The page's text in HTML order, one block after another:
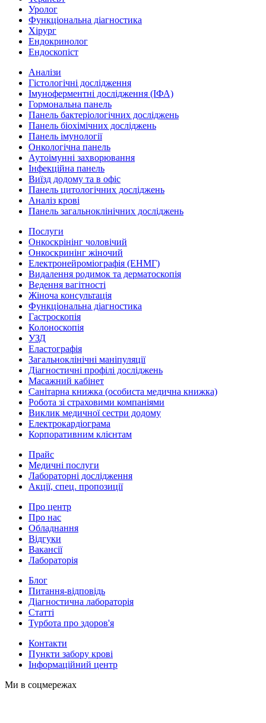
Уролог
Функціональна діагностика
Хірург
Ендокринолог
Ендоскопіст
Аналізи
Гістологічні дослідження
Імуноферментні дослідження (ІФА)
Гормональна панель
Панель бактеріологічних досліджень
Панель біохімічних досліджень
Панель імунології
Онкологічна панель
Аутоімунні захворювання
Інфекційна панель
Виїзд додому та в офіс
Панель цитологічних досліджень
Аналіз крові
Панель загальноклінічних досліджень
Послуги
Онкоскрінінг чоловічий
Онкоскринінг жіночий
Електронейроміографія (ЕНМГ)
Видалення родимок та дерматоскопія
Ведення вагітності
Жіноча консультація
Функціональна діагностика
Гастроскопія
Колоноскопія
УЗД
Еластографія
Загальноклінічні маніпуляції
Діагностичні профілі досліджень
Масажний кабінет
Санітарна книжка (особиста медична книжка)
Робота зі страховими компаніями
Виклик медичної сестри додому
Електрокардіограма
Корпоративним клієнтам
Прайс
Медичні послуги
Лабораторні дослідження
Акції, спец. пропозиції
Про центр
Про нас
Обладнання
Відгуки
Вакансії
Лабораторія
Блог
Питання-відповідь
Діагностична лабораторія
Статті
Турбота про здоров'я
Контакти
Пункти забору крові
Інформаційний центр
Ми в соцмережах